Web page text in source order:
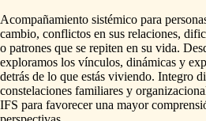
Acompañamiento sistémico para
cambio, conflictos en sus relaciones,
o patrones que se repiten en su vida.
exploramos los vínculos, dinámicas y
detrás de lo que estás viviendo. Integro
constelaciones familiares y
IFS para favorecer una mayor